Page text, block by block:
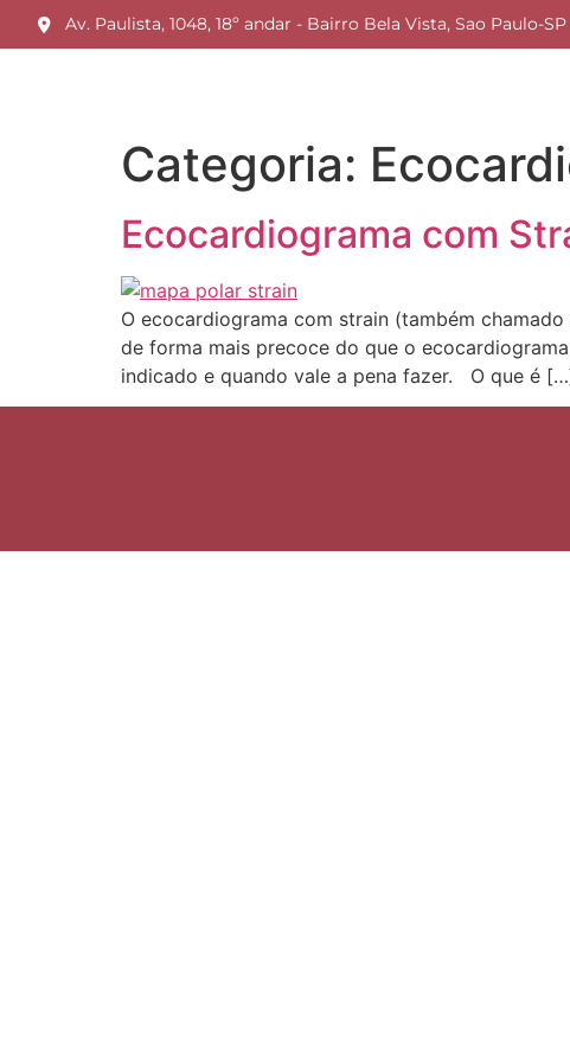
Av. Paulista, 1048, 18º andar - Bairro Bela Vista, Sao Paulo-SP
Categoria:
Ecocardiograma com
O ecocardiograma com strain (também
de forma mais precoce do que o
indicado e quando vale a pena fazer. O que é